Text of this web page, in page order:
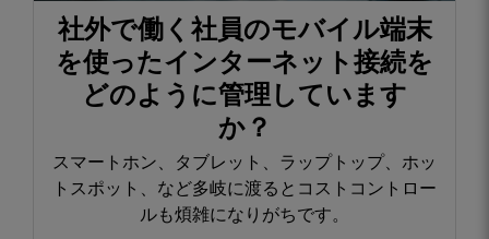
社外で働く社員のモバイル端末
を使ったインターネット接続を
どのように管理しています
か？​
スマートホン、タブレット、ラップトップ、ホッ
トスポット、など多岐に渡るとコストコントロー
ルも煩雑になりがちです。​